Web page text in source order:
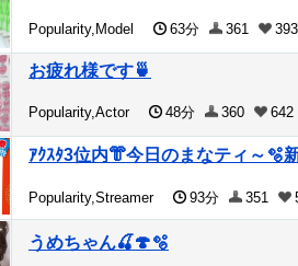
Popularity,Model 63分 361 393
お疲れ様です🍵
Popularity,Actor 48分 360 642
ｱｸｽﾀ3位内👘今日のまなティ～🫧
Popularity,Streamer 93分 351
うめちゃん🍒🍄🫧